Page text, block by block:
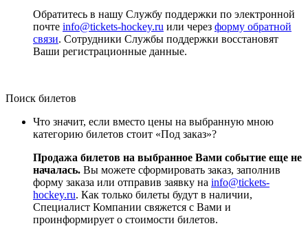
Обратитесь в нашу Службу поддержки по электронной
почте info@tickets-hockey.ru или через форму обратной
связи. Сотрудники Службы поддержки восстановят
Ваши регистрационные данные.
Поиск билетов
Что значит, если вместо цены на выбранную мною
категорию билетов стоит «Под заказ»?
Продажа билетов на выбранное Вами событие еще не
началась. Вы можете сформировать заказ, заполнив
форму заказа или отправив заявку на info@tickets-
hockey.ru. Как только билеты будут в наличии,
Специалист Компании свяжется с Вами и
проинформирует о стоимости билетов.